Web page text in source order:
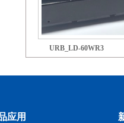
URB_LD-60WR3
应用